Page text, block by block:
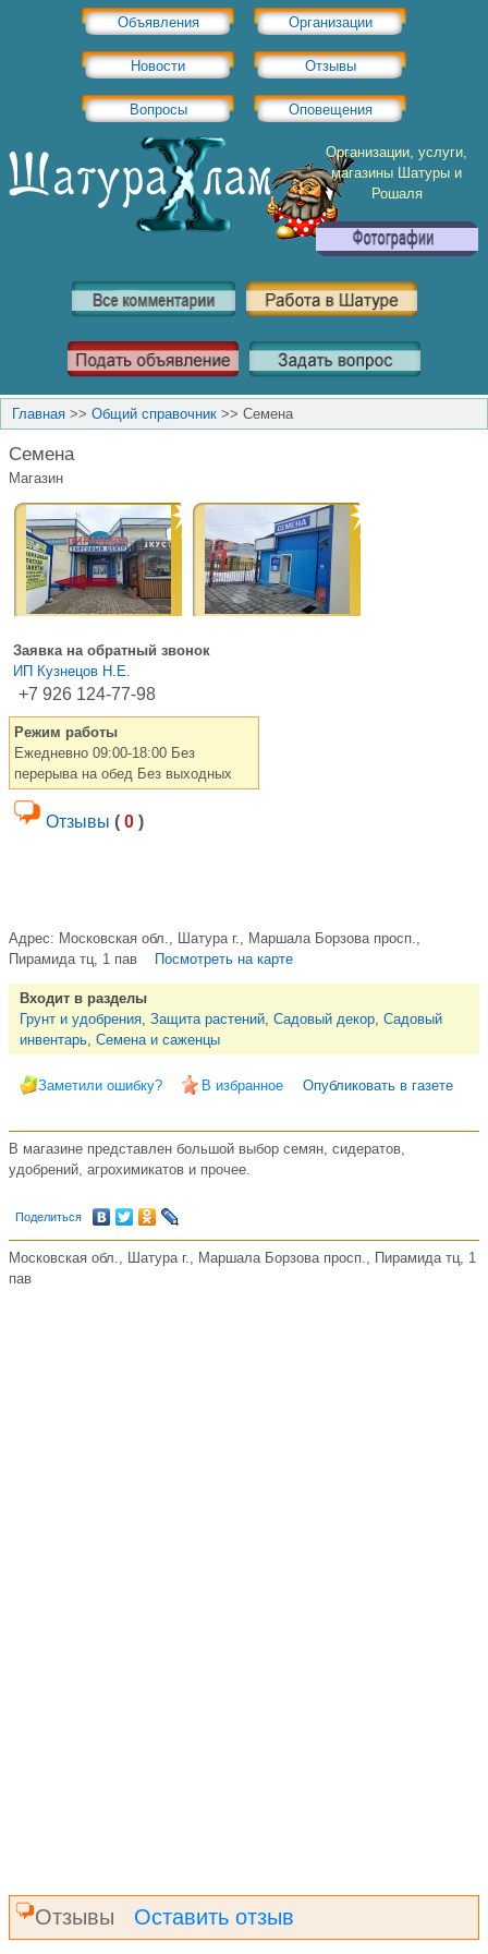
Объявления Организации
Новости Отзывы
Вопросы Оповещения
Организации, услуги,
магазины Шатуры и
Рошаля
Главная >> Общий справочник >> Семена
Семена
Магазин
Заявка на обратный звонок
ИП Кузнецов Н.Е.
+7 926 124-77-98
Режим работы
Ежедневно 09:00-18:00 Без
перерыва на обед Без выходных
Отзывы ( 0 )
Адрес: Московская обл., Шатура г., Маршала Борзова просп.,
Пирамида тц, 1 пав
Посмотреть на карте
Входит в разделы
Грунт и удобрения, Защита растений, Садовый декор, Садовый
инвентарь, Семена и саженцы
Заметили ошибку? В избранное Опубликовать в газете
В магазине представлен большой выбор семян, сидератов,
удобрений, агрохимикатов и прочее.
Поделиться
Московская обл., Шатура г., Маршала Борзова просп., Пирамида тц, 1
пав
Отзывы Оставить отзыв